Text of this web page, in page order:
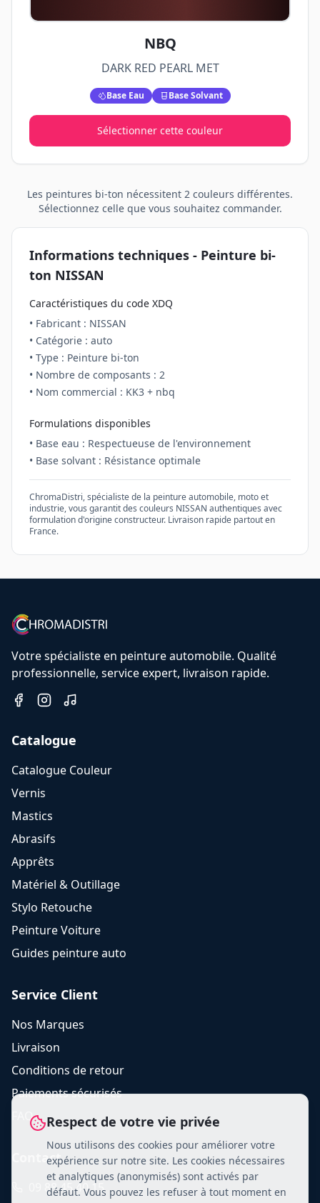
NBQ
DARK RED PEARL MET
Base Eau Base Solvant
Sélectionner cette couleur
Les peintures bi-ton nécessitent 2 couleurs différentes.
Sélectionnez celle que vous souhaitez commander.
Informations techniques - Peinture bi-
ton NISSAN
Caractéristiques du code XDQ
• Fabricant : NISSAN
• Catégorie : auto
• Type : Peinture bi-ton
• Nombre de composants : 2
• Nom commercial : KK3 + nbq
Formulations disponibles
• Base eau : Respectueuse de l'environnement
• Base solvant : Résistance optimale
ChromaDistri, spécialiste de la peinture automobile, moto et
industrie, vous garantit des couleurs NISSAN authentiques avec
formulation d'origine constructeur. Livraison rapide partout en
France.
Votre spécialiste en peinture automobile. Qualité
professionnelle, service expert, livraison rapide.
Catalogue
Catalogue Couleur
Vernis
Mastics
Abrasifs
Apprêts
Matériel & Outillage
Stylo Retouche
Peinture Voiture
Guides peinture auto
Service Client
Nos Marques
Livraison
Conditions de retour
Paiements sécurisés
FAQ
Contact
09 88 45 40 15
Respect de votre vie privée
Nous utilisons des cookies pour améliorer votre
expérience sur notre site. Les cookies nécessaires
et analytiques (anonymisés) sont activés par
défaut. Vous pouvez les refuser à tout moment en